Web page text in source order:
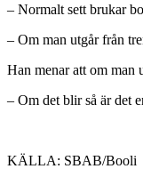
– Normalt sett brukar
– Om man utgår från
Han menar att om man
– Om det blir så är det
KÄLLA: SBAB/Booli